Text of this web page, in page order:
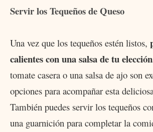
Servir los Tequeños de Queso
Una vez que los tequeños estén listos,
calientes con una salsa de tu
tomate casera o una salsa de ajo son
opciones para acompañar esta
También puedes servir los tequeños
una guarnición para completar la